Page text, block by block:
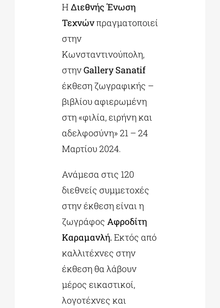
Η Διεθνής Ένωση
Τεχνώνπραγματοποιεί
στην
Κωνσταντινούπολη,
στηνGallerySanatif
έκθεση ζωγραφικής –
βιβλίου αφιερωμένη
στη «φιλία, ειρήνη και
αδελφοσύνη» 21 – 24
Μαρτίου 2024.
Ανάμεσα στις 120
διεθνείς συμμετοχές
στην έκθεση είναι η
ζωγράφος Αφροδίτη
Καραμανλή. Εκτός από
καλλιτέχνες στην
έκθεση θα λάβουν
μέρος εικαστικοί,
λογοτέχνες και